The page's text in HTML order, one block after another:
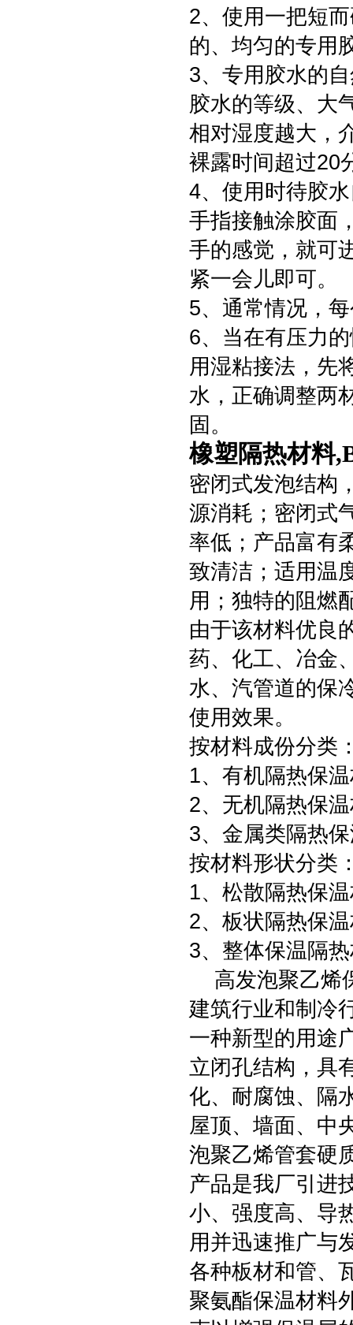
2、使用一把短
的、均匀的专用
3、专用胶水的
胶水的等级、大
相对湿度越大，
裸露时间超过20
4、使用时待胶
手指接触涂胶面
手的感觉，就可
紧一会儿即可。
5、通常情况，
6、当在有压力
用湿粘接法，先
水，正确调整两
固。
橡塑隔热材料
密闭式发泡结构
源消耗；密闭式
率低；产品富有
致清洁；适用温
用；独特的阻燃
由于该材料优良
药、化工、冶金
水、汽管道的保
使用效果。
按材料成份分类
1、有机隔热保
2、无机隔热保
3、金属类隔热
按材料形状分类
1、松散隔热保
2、板状隔热保
3、整体保温隔
高发泡聚乙烯
建筑行业和制冷
一种新型的用途
立闭孔结构，具
化、耐腐蚀、隔
屋顶、墙面、中
泡聚乙烯管套硬
产品是我厂引进
小、强度高、导
用并迅速推广与
各种板材和管、
聚氨酯保温材料